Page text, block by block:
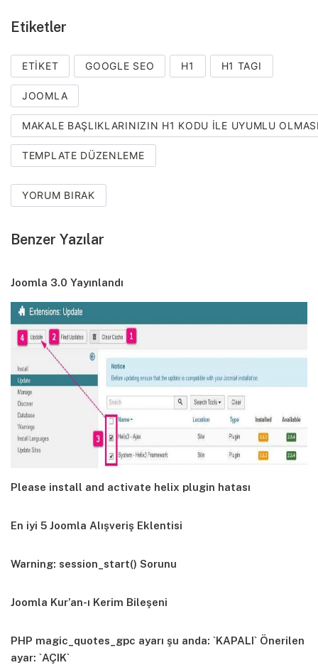
Etiketler
ETIKET GOOGLE SEO H1 H1 TAGI
JOOMLA
MAKALE BAŞLIKLARINIZIN H1 KODU ILE UYUMLU
TEMPLATE DÜZENLEME
YORUM BIRAK
Benzer Yazılar
Joomla 3.0 Yayınlandı
Please install and activate helix plugin hatası
En iyi 5 Joomla Alışveriş Eklentisi
Warning: session_start() Sorunu
Joomla Kur’an-ı Kerim Bileşeni
PHP magic_quotes_gpc ayarı şu anda: `KAPALI` Önerilen
ayar: `AÇIK`